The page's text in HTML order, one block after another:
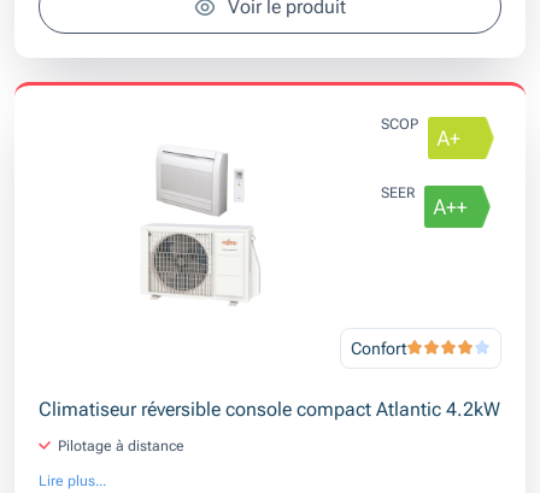
Voir le produit
SCOP
SEER
Confort
Climatiseur réversible console compact Atlantic 4.2kW
Pilotage à distance
Lire plus...